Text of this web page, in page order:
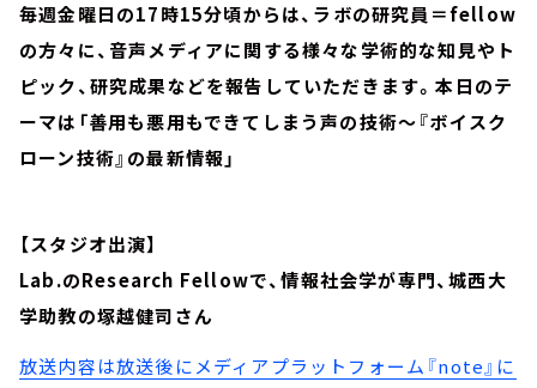
毎週金曜日の17時15分頃からは、ラボの研究員＝fellow
の方々に、音声メディアに関する様々な学術的な知見やト
ピック、研究成果などを報告していただきます。本日のテ
ーマは「善用も悪用もできてしまう声の技術～『ボイスク
ローン技術』の最新情報」
【スタジオ出演】
Lab.のResearch Fellowで、情報社会学が専門、城西大
学助教の塚越健司さん
放送内容は放送後にメディアプラットフォーム『note』に